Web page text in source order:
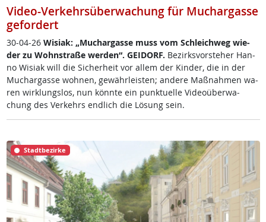
Video-Verkehrsüberwachung für Muchargasse
gefordert
30-04-26 Wi­siak: „Much­ar­gas­se muss vom Sch­leich­weg wie­
der zu Wohn­stra­ße wer­den“. GEI­DORF. Be­zirks­vor­ste­her Han­
no Wi­siak will die Si­cher­heit vor al­lem der Kin­der, die in der
Much­ar­gas­se woh­nen, ge­währ­leis­ten; an­de­re Maß­nah­men wa­
ren wir­k­lungs­los, nun könn­te ein punk­tu­el­le Vi­deo­über­wa­
chung des Ver­kehrs end­lich die Lö­sung sein.
Stadtbezirke